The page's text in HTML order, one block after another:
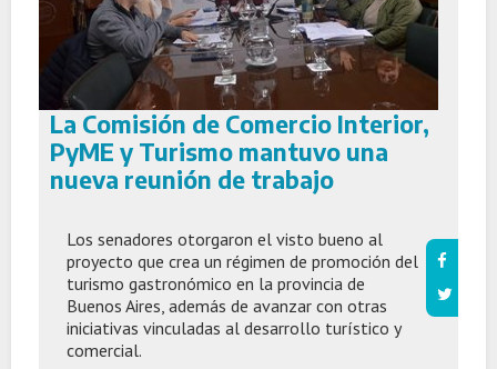
La Comisión de Comercio Interior,
PyME y Turismo mantuvo una
nueva reunión de trabajo
Los senadores otorgaron el visto bueno al
proyecto que crea un régimen de promoción del
turismo gastronómico en la provincia de
Buenos Aires, además de avanzar con otras
iniciativas vinculadas al desarrollo turístico y
comercial.